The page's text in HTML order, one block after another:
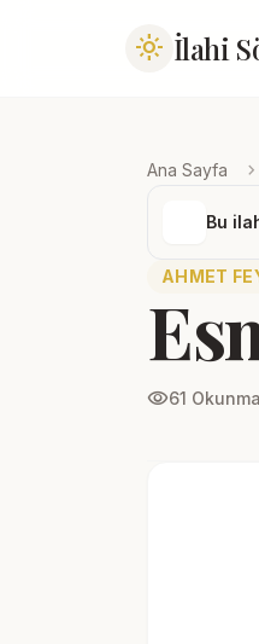
light_mode İlahi
Ana Sayfa chevron_right
Bu
AHMET
visibility61 Okunma